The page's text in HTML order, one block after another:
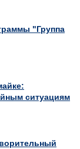
"Группа
ситуациям